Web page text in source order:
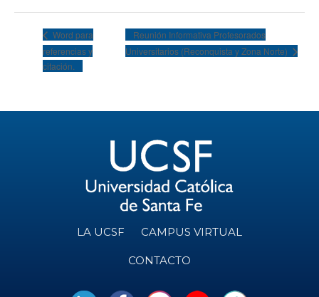
Word para
referencias y
citación.
Reunión Informativa Profesorados
Universitarios (Reconquista y Zona Norte)
LA UCSF CAMPUS VIRTUAL
CONTACTO